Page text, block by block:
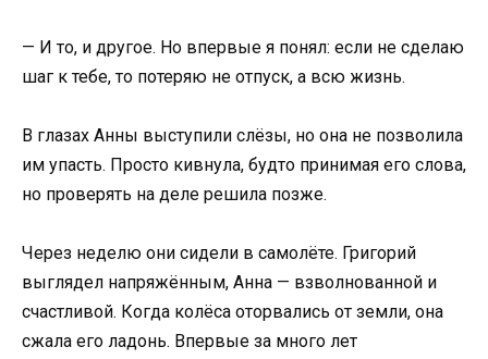
— И то, и другое. Но впервые я понял: если не сделаю
шаг к тебе, то потеряю не отпуск, а всю жизнь.
В глазах Анны выступили слёзы, но она не позволила
им упасть. Просто кивнула, будто принимая его слова,
но проверять на деле решила позже.
Через неделю они сидели в самолёте. Григорий
выглядел напряжённым, Анна — взволнованной и
счастливой. Когда колёса оторвались от земли, она
сжала его ладонь. Впервые за много лет